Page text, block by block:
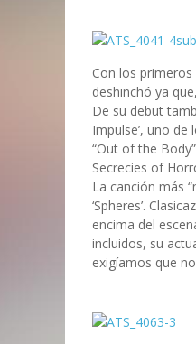
Con los
deshinchó ya
De su debut
Impulse’, uno
“Out of the
Secrecies of
La canción más
‘Spheres’.
encima del
incluidos, su
exigíamos que